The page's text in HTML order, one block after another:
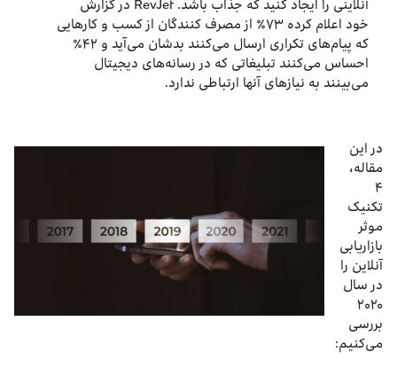
آنلاینی را ایجاد کنید که جذاب باشد. RevJet در گزارش
خود اعلام کرده ۷۳٪ از مصرف کنندگان از کسب و کارهایی
که پیام‌های تکراری ارسال می‌کنند بدشان می‌آید و ۴۲٪
احساس می‌کنند تبلیغاتی که در رسانه‌های دیجیتال
می‌بینند به نیازهای آنها ارتباطی ندارد.
در این
مقاله،
۴
تکنیک
موثر
بازاریابی
آنلاین را
در سال
۲۰۲۰
بررسی
می‌کنیم: